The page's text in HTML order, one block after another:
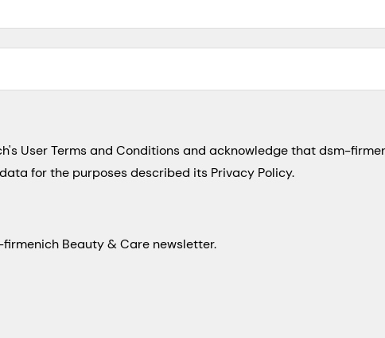
California, US
User Terms and Conditions and acknowledge that dsm-
for the purposes described its Privacy Policy.
Beauty & Care newsletter.